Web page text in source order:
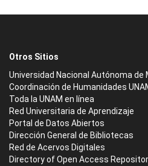
Otros Sitios
Universidad Nacional Autónoma de
Coordinación de Humanidades
Toda la UNAM en línea
Red Universitaria de Aprendizaje
Portal de Datos Abiertos
Dirección General de Bibliotecas
Red de Acervos Digitales
Directory of Open Access